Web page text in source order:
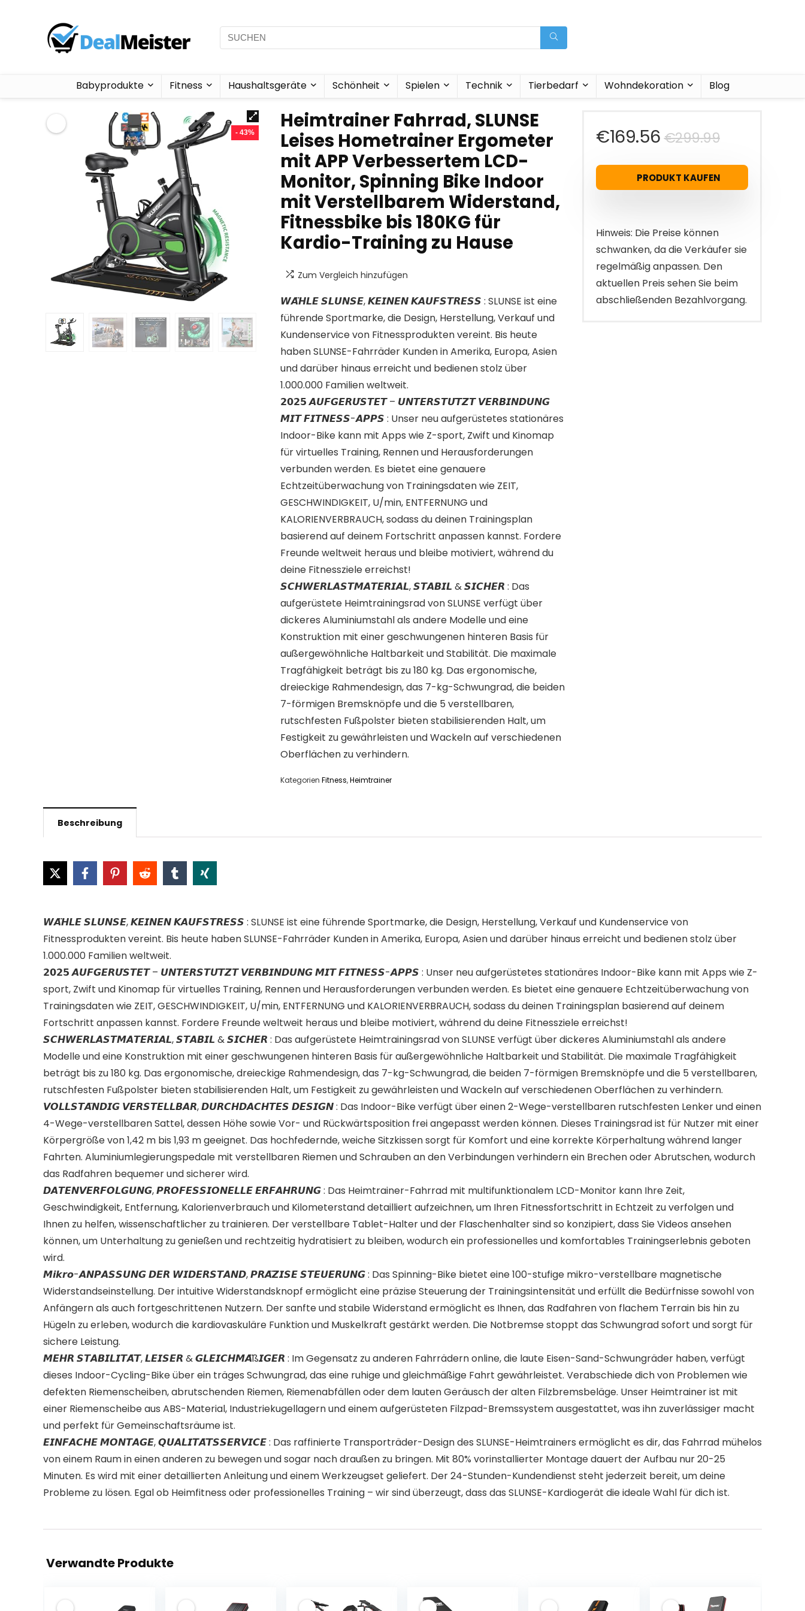
Babyprodukte Fitness Haushaltsgeräte Schönheit Spielen Technik Tierbedarf Wohndekoration Blog
- 43%
Heimtrainer Fahrrad, SLUNSE
Leises Hometrainer Ergometer
mit APP Verbessertem LCD-
Monitor, Spinning Bike Indoor
mit Verstellbarem Widerstand,
Fitnessbike bis 180KG für
Kardio-Training zu Hause
Zum Vergleich hinzufügen
𝙒𝘼̈𝙃𝙇𝙀 𝙎𝙇𝙐𝙉𝙎𝙀, 𝙆𝙀𝙄𝙉𝙀𝙉 𝙆𝘼𝙐𝙁𝙎𝙏𝙍𝙀𝙎𝙎 : SLUNSE ist eine
führende Sportmarke, die Design, Herstellung, Verkauf und
Kundenservice von Fitnessprodukten vereint. Bis heute
haben SLUNSE-Fahrräder Kunden in Amerika, Europa, Asien
und darüber hinaus erreicht und bedienen stolz über
1.000.000 Familien weltweit.
𝟮𝟬𝟮𝟱 𝘼𝙐𝙁𝙂𝙀𝙍𝙐̈𝙎𝙏𝙀𝙏 – 𝙐𝙉𝙏𝙀𝙍𝙎𝙏𝙐̈𝙏𝙕𝙏 𝙑𝙀𝙍𝘽𝙄𝙉𝘿𝙐𝙉𝙂
𝙈𝙄𝙏 𝙁𝙄𝙏𝙉𝙀𝙎𝙎-𝘼𝙋𝙋𝙎 : Unser neu aufgerüstetes stationäres
Indoor-Bike kann mit Apps wie Z-sport, Zwift und Kinomap
für virtuelles Training, Rennen und Herausforderungen
verbunden werden. Es bietet eine genauere
Echtzeitüberwachung von Trainingsdaten wie ZEIT,
GESCHWINDIGKEIT, U/min, ENTFERNUNG und
KALORIENVERBRAUCH, sodass du deinen Trainingsplan
basierend auf deinem Fortschritt anpassen kannst. Fordere
Freunde weltweit heraus und bleibe motiviert, während du
deine Fitnessziele erreichst!
𝙎𝘾𝙃𝙒𝙀𝙍𝙇𝘼𝙎𝙏𝙈𝘼𝙏𝙀𝙍𝙄𝘼𝙇, 𝙎𝙏𝘼𝘽𝙄𝙇 & 𝙎𝙄𝘾𝙃𝙀𝙍 : Das
aufgerüstete Heimtrainingsrad von SLUNSE verfügt über
dickeres Aluminiumstahl als andere Modelle und eine
Konstruktion mit einer geschwungenen hinteren Basis für
außergewöhnliche Haltbarkeit und Stabilität. Die maximale
Tragfähigkeit beträgt bis zu 180 kg. Das ergonomische,
dreieckige Rahmendesign, das 7-kg-Schwungrad, die beiden
7-förmigen Bremsknöpfe und die 5 verstellbaren,
rutschfesten Fußpolster bieten stabilisierenden Halt, um
Festigkeit zu gewährleisten und Wackeln auf verschiedenen
Oberflächen zu verhindern.
Kategorien Fitness,Heimtrainer
€299.99
Preis
war:
€169.56
Aktueller
Preis
ist:
PRODUKT KAUFEN
Hinweis: Die Preise können
schwanken, da die Verkäufer sie
regelmäßig anpassen. Den
aktuellen Preis sehen Sie beim
abschließenden Bezahlvorgang.
Beschreibung
𝙒𝘼̈𝙃𝙇𝙀 𝙎𝙇𝙐𝙉𝙎𝙀, 𝙆𝙀𝙄𝙉𝙀𝙉 𝙆𝘼𝙐𝙁𝙎𝙏𝙍𝙀𝙎𝙎 : SLUNSE ist eine führende Sportmarke, die Design, Herstellung, Verkauf und Kundenservice von
Fitnessprodukten vereint. Bis heute haben SLUNSE-Fahrräder Kunden in Amerika, Europa, Asien und darüber hinaus erreicht und bedienen stolz über
1.000.000 Familien weltweit.
𝟮𝟬𝟮𝟱 𝘼𝙐𝙁𝙂𝙀𝙍𝙐̈𝙎𝙏𝙀𝙏 – 𝙐𝙉𝙏𝙀𝙍𝙎𝙏𝙐̈𝙏𝙕𝙏 𝙑𝙀𝙍𝘽𝙄𝙉𝘿𝙐𝙉𝙂 𝙈𝙄𝙏 𝙁𝙄𝙏𝙉𝙀𝙎𝙎-𝘼𝙋𝙋𝙎 : Unser neu aufgerüstetes stationäres Indoor-Bike kann mit Apps wie Z-
sport, Zwift und Kinomap für virtuelles Training, Rennen und Herausforderungen verbunden werden. Es bietet eine genauere Echtzeitüberwachung von
Trainingsdaten wie ZEIT, GESCHWINDIGKEIT, U/min, ENTFERNUNG und KALORIENVERBRAUCH, sodass du deinen Trainingsplan basierend auf deinem
Fortschritt anpassen kannst. Fordere Freunde weltweit heraus und bleibe motiviert, während du deine Fitnessziele erreichst!
𝙎𝘾𝙃𝙒𝙀𝙍𝙇𝘼𝙎𝙏𝙈𝘼𝙏𝙀𝙍𝙄𝘼𝙇, 𝙎𝙏𝘼𝘽𝙄𝙇 & 𝙎𝙄𝘾𝙃𝙀𝙍 : Das aufgerüstete Heimtrainingsrad von SLUNSE verfügt über dickeres Aluminiumstahl als andere
Modelle und eine Konstruktion mit einer geschwungenen hinteren Basis für außergewöhnliche Haltbarkeit und Stabilität. Die maximale Tragfähigkeit
beträgt bis zu 180 kg. Das ergonomische, dreieckige Rahmendesign, das 7-kg-Schwungrad, die beiden 7-förmigen Bremsknöpfe und die 5 verstellbaren,
rutschfesten Fußpolster bieten stabilisierenden Halt, um Festigkeit zu gewährleisten und Wackeln auf verschiedenen Oberflächen zu verhindern.
𝙑𝙊𝙇𝙇𝙎𝙏𝘼̈𝙉𝘿𝙄𝙂 𝙑𝙀𝙍𝙎𝙏𝙀𝙇𝙇𝘽𝘼𝙍, 𝘿𝙐𝙍𝘾𝙃𝘿𝘼𝘾𝙃𝙏𝙀𝙎 𝘿𝙀𝙎𝙄𝙂𝙉 : Das Indoor-Bike verfügt über einen 2-Wege-verstellbaren rutschfesten Lenker und einen
4-Wege-verstellbaren Sattel, dessen Höhe sowie Vor- und Rückwärtsposition frei angepasst werden können. Dieses Trainingsrad ist für Nutzer mit einer
Körpergröße von 1,42 m bis 1,93 m geeignet. Das hochfedernde, weiche Sitzkissen sorgt für Komfort und eine korrekte Körperhaltung während langer
Fahrten. Aluminiumlegierungspedale mit verstellbaren Riemen und Schrauben an den Verbindungen verhindern ein Brechen oder Abrutschen, wodurch
das Radfahren bequemer und sicherer wird.
𝘿𝘼𝙏𝙀𝙉𝙑𝙀𝙍𝙁𝙊𝙇𝙂𝙐𝙉𝙂, 𝙋𝙍𝙊𝙁𝙀𝙎𝙎𝙄𝙊𝙉𝙀𝙇𝙇𝙀 𝙀𝙍𝙁𝘼𝙃𝙍𝙐𝙉𝙂 : Das Heimtrainer-Fahrrad mit multifunktionalem LCD-Monitor kann Ihre Zeit,
Geschwindigkeit, Entfernung, Kalorienverbrauch und Kilometerstand detailliert aufzeichnen, um Ihren Fitnessfortschritt in Echtzeit zu verfolgen und
Ihnen zu helfen, wissenschaftlicher zu trainieren. Der verstellbare Tablet-Halter und der Flaschenhalter sind so konzipiert, dass Sie Videos ansehen
können, um Unterhaltung zu genießen und rechtzeitig hydratisiert zu bleiben, wodurch ein professionelles und komfortables Trainingserlebnis geboten
wird.
𝙈𝙞𝙠𝙧𝙤-𝘼𝙉𝙋𝘼𝙎𝙎𝙐𝙉𝙂 𝘿𝙀𝙍 𝙒𝙄𝘿𝙀𝙍𝙎𝙏𝘼𝙉𝘿, 𝙋𝙍𝘼̈𝙕𝙄𝙎𝙀 𝙎𝙏𝙀𝙐𝙀𝙍𝙐𝙉𝙂 : Das Spinning-Bike bietet eine 100-stufige mikro-verstellbare magnetische
Widerstandseinstellung. Der intuitive Widerstandsknopf ermöglicht eine präzise Steuerung der Trainingsintensität und erfüllt die Bedürfnisse sowohl von
Anfängern als auch fortgeschrittenen Nutzern. Der sanfte und stabile Widerstand ermöglicht es Ihnen, das Radfahren von flachem Terrain bis hin zu
Hügeln zu erleben, wodurch die kardiovaskuläre Funktion und Muskelkraft gestärkt werden. Die Notbremse stoppt das Schwungrad sofort und sorgt für
sichere Leistung.
𝙈𝙀𝙃𝙍 𝙎𝙏𝘼𝘽𝙄𝙇𝙄𝙏𝘼̈𝙏, 𝙇𝙀𝙄𝙎𝙀𝙍 & 𝙂𝙇𝙀𝙄𝘾𝙃𝙈𝘼̈ß𝙄𝙂𝙀𝙍 : Im Gegensatz zu anderen Fahrrädern online, die laute Eisen-Sand-Schwungräder haben, verfügt
dieses Indoor-Cycling-Bike über ein träges Schwungrad, das eine ruhige und gleichmäßige Fahrt gewährleistet. Verabschiede dich von Problemen wie
defekten Riemenscheiben, abrutschenden Riemen, Riemenabfällen oder dem lauten Geräusch der alten Filzbremsbeläge. Unser Heimtrainer ist mit
einer Riemenscheibe aus ABS-Material, Industriekugellagern und einem aufgerüsteten Filzpad-Bremssystem ausgestattet, was ihn zuverlässiger macht
und perfekt für Gemeinschaftsräume ist.
𝙀𝙄𝙉𝙁𝘼𝘾𝙃𝙀 𝙈𝙊𝙉𝙏𝘼𝙂𝙀, 𝙌𝙐𝘼𝙇𝙄𝙏𝘼̈𝙏𝙎𝙎𝙀𝙍𝙑𝙄𝘾𝙀 : Das raffinierte Transporträder-Design des SLUNSE-Heimtrainers ermöglicht es dir, das Fahrrad mühelos
von einem Raum in einen anderen zu bewegen und sogar nach draußen zu bringen. Mit 80% vorinstallierter Montage dauert der Aufbau nur 20-25
Minuten. Es wird mit einer detaillierten Anleitung und einem Werkzeugset geliefert. Der 24-Stunden-Kundendienst steht jederzeit bereit, um deine
Probleme zu lösen. Egal ob Heimfitness oder professionelles Training – wir sind überzeugt, dass das SLUNSE-Kardiogerät die ideale Wahl für dich ist.
Verwandte Produkte